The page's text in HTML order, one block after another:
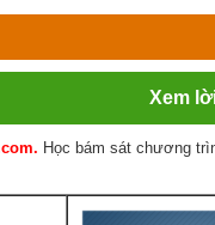
Xem
Học bám sát chương